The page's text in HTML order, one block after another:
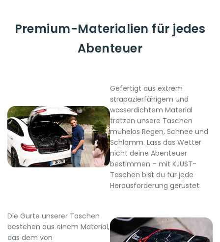
Premium-Materialien für jedes
Abenteuer
Gefertigt aus extrem
strapazierfähigem und
wasserdichtem Material
trotzen unsere Taschen
mühelos Regen, Schnee und
Schlamm. Lass das Wetter
nicht deine Abenteuer
bestimmen – mit KJUST-
Taschen bist du für jede
Herausforderung gerüstet.
Die Gurte unserer Taschen
bestehen aus einem Material,
das dem von